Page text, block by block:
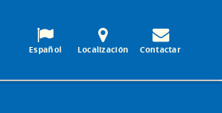
Español Localización Contactar